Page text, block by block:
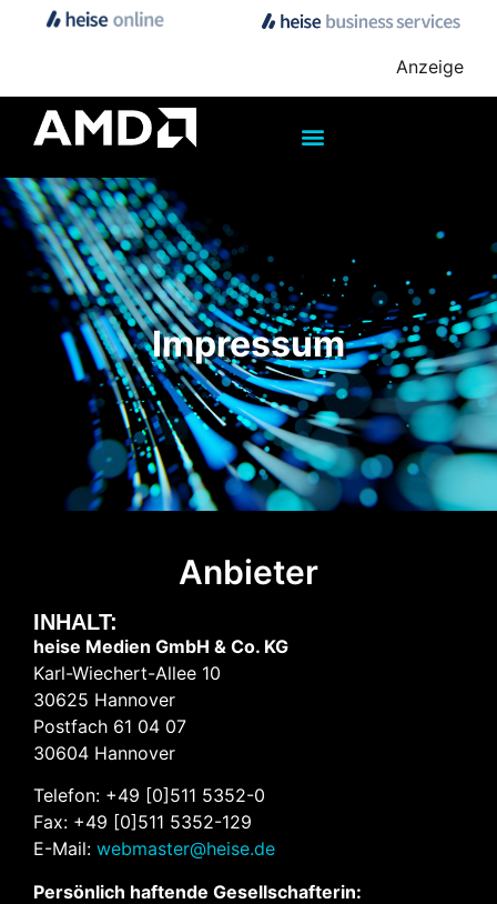
Anzeige
Impressum
Anbieter
INHALT:
heise Medien GmbH & Co. KG
Karl-Wiechert-Allee 10
30625 Hannover
Postfach 61 04 07
30604 Hannover
Telefon: +49 [0]511 5352-0
Fax: +49 [0]511 5352-129
E-Mail: webmaster@heise.de
Persönlich haftende Gesellschafterin: